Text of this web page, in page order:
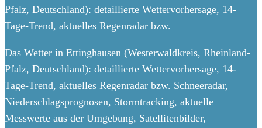
Pfalz, Deutschland): detaillierte Wettervorhersage, 14-
Tage-Trend, aktuelles Regenradar bzw.
Das Wetter in Ettinghausen (Westerwaldkreis, Rheinland-
Pfalz, Deutschland): detaillierte Wettervorhersage, 14-
Tage-Trend, aktuelles Regenradar bzw. Schneeradar,
Niederschlagsprognosen, Stormtracking, aktuelle
Messwerte aus der Umgebung, Satellitenbilder,